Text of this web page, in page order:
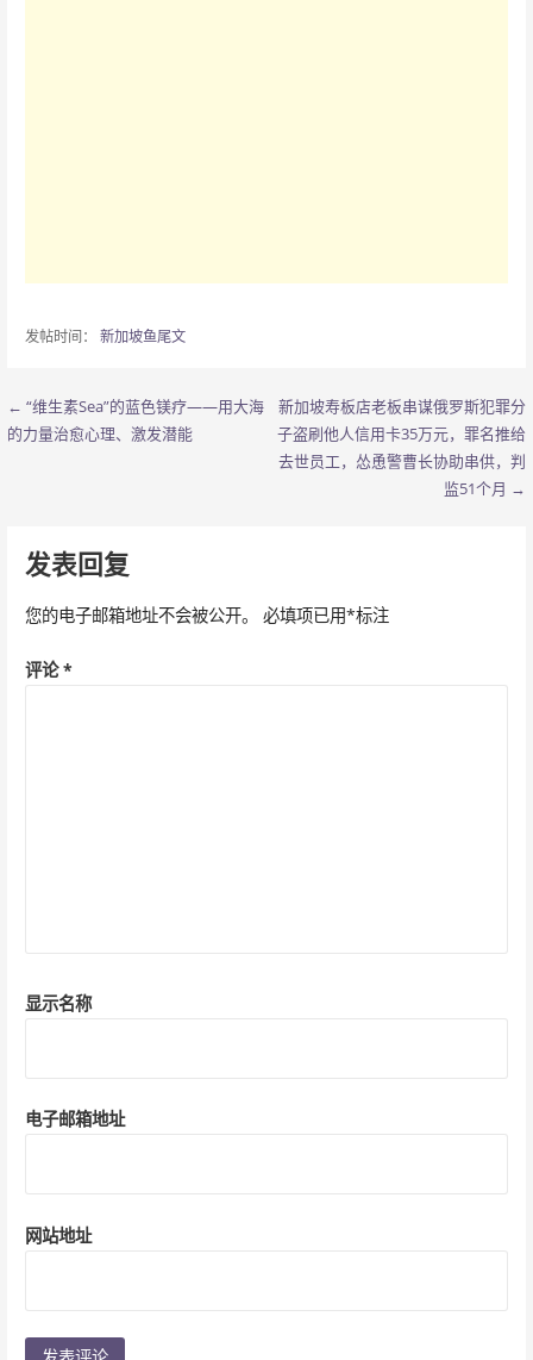
发帖时间： 新加坡鱼尾文
文
航
← “维生素Sea”的蓝色镁疗——用大海
的力量治愈心理、激发潜能
新加坡寿板店老板串谋俄罗斯犯罪分
子盗刷他人信用卡35万元，罪名推给
去世员工，怂恿警曹长协助串供，判
监51个月 →
发表回复
您的电子邮箱地址不会被公开。 必填项已用*标注
评论*
显示名称
电子邮箱地址
网站地址